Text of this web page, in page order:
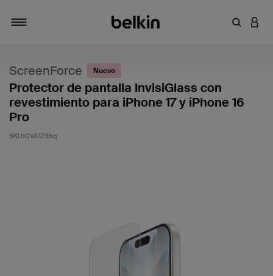
ScreenForce Nuevo
Protector de pantalla InvisiGlass con
revestimiento para iPhone 17 y iPhone 16
Pro
SKU:OVA173hq